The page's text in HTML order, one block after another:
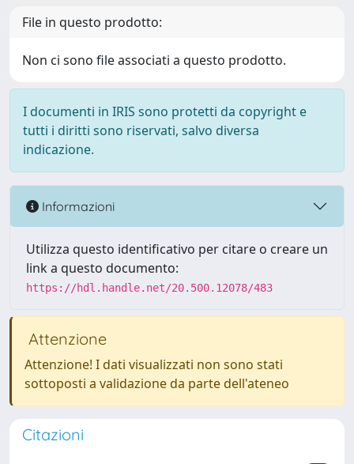
File in questo prodotto:
Non ci sono file associati a questo prodotto.
I documenti in IRIS sono protetti da copyright e
tutti i diritti sono riservati, salvo diversa
indicazione.
Informazioni
Utilizza questo identificativo per citare o creare un
link a questo documento:
https://hdl.handle.net/20.500.12078/483
Attenzione
Attenzione! I dati visualizzati non sono stati
sottoposti a validazione da parte dell'ateneo
Citazioni